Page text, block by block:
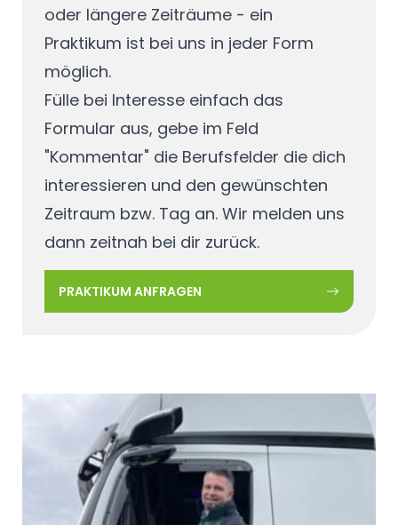
oder längere Zeiträume - ein
Praktikum ist bei uns in jeder Form
möglich.
Fülle bei Interesse einfach das
Formular aus, gebe im Feld
"Kommentar" die Berufsfelder die dich
interessieren und den gewünschten
Zeitraum bzw. Tag an. Wir melden uns
dann zeitnah bei dir zurück.
PRAKTIKUM ANFRAGEN